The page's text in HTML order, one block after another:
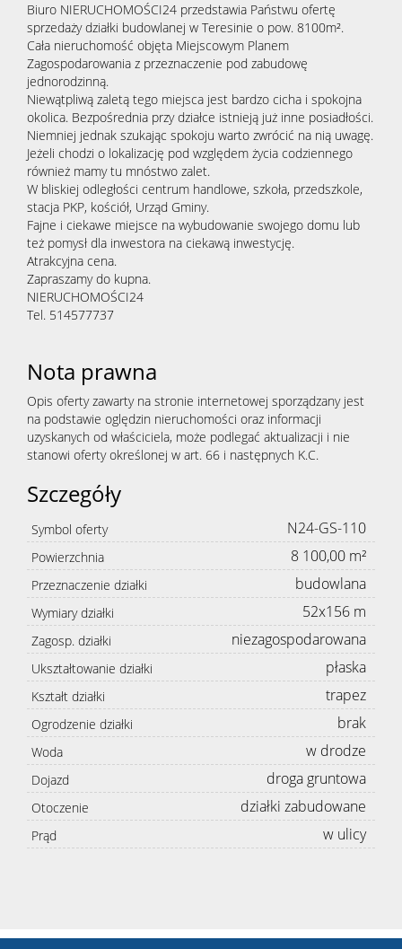
Biuro NIERUCHOMOŚCI24 przedstawia Państwu ofertę
sprzedaży działki budowlanej w Teresinie o pow. 8100m².
Cała nieruchomość objęta Miejscowym Planem
Zagospodarowania z przeznaczenie pod zabudowę
jednorodzinną.
Niewątpliwą zaletą tego miejsca jest bardzo cicha i spokojna
okolica. Bezpośrednia przy działce istnieją już inne posiadłości.
Niemniej jednak szukając spokoju warto zwrócić na nią uwagę.
Jeżeli chodzi o lokalizację pod względem życia codziennego
również mamy tu mnóstwo zalet.
W bliskiej odległości centrum handlowe, szkoła, przedszkole,
stacja PKP, kościół, Urząd Gminy.
Fajne i ciekawe miejsce na wybudowanie swojego domu lub
też pomysł dla inwestora na ciekawą inwestycję.
Atrakcyjna cena.
Zapraszamy do kupna.
NIERUCHOMOŚCI24
Tel. 514577737
Nota prawna
Opis oferty zawarty na stronie internetowej sporządzany jest
na podstawie oględzin nieruchomości oraz informacji
uzyskanych od właściciela, może podlegać aktualizacji i nie
stanowi oferty określonej w art. 66 i następnych K.C.
Szczegóły
Symbol oferty N24-GS-110
Powierzchnia 8 100,00 m²
Przeznaczenie działki budowlana
Wymiary działki 52x156 m
Zagosp. działki niezagospodarowana
Ukształtowanie działki płaska
Kształt działki trapez
Ogrodzenie działki brak
Woda w drodze
Dojazd droga gruntowa
Otoczenie działki zabudowane
Prąd w ulicy